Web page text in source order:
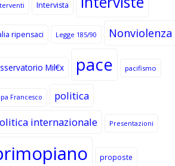
Intervista
ripensaci Legge 185/90 Nonviolenza
Mil€x pace pacifismo
Francesco
politica
internazionale
Presentazioni
proposte